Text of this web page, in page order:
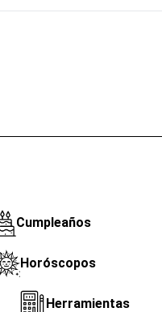
Cumpleaños
Horóscopos
Herramientas